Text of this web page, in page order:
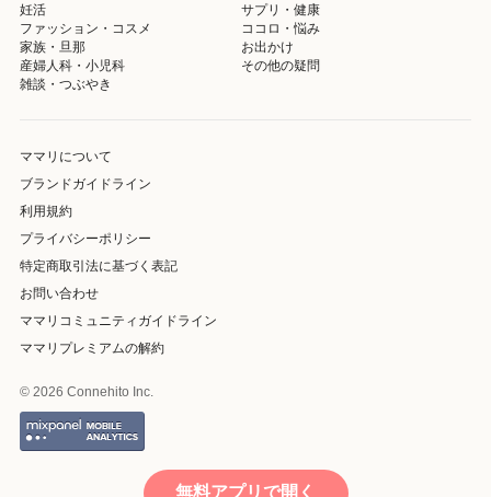
妊活
サプリ・健康
ファッション・コスメ
ココロ・悩み
家族・旦那
お出かけ
産婦人科・小児科
その他の疑問
雑談・つぶやき
ママリについて
ブランドガイドライン
利用規約
プライバシーポリシー
特定商取引法に基づく表記
お問い合わせ
ママリコミュニティガイドライン
ママリプレミアムの解約
© 2026 Connehito Inc.
無料アプリで開く